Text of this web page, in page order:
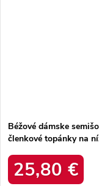
Béžové dámske
členkové topánky na
25,80 €